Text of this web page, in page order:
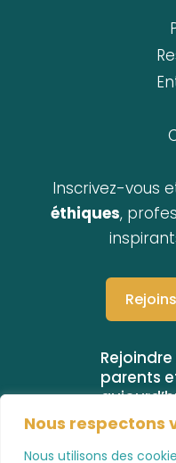
Nous respectons
Nous utilisons des
Inscrivez-vous
éthiques,
parents